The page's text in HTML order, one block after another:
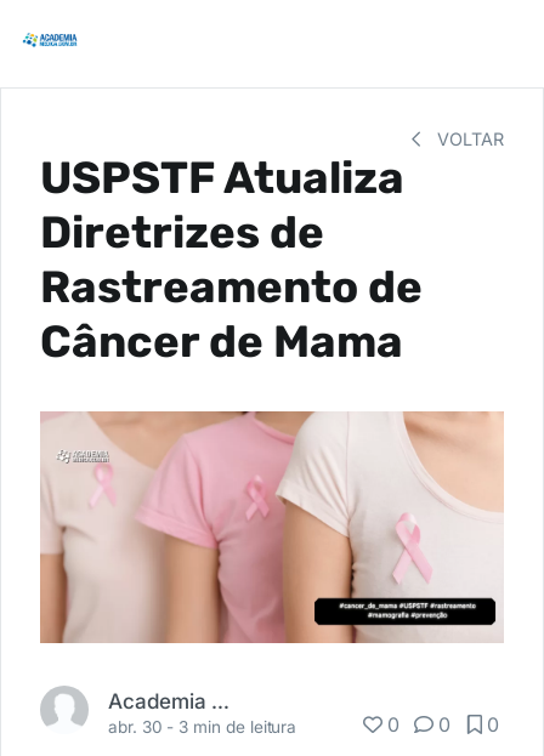
VOLTAR
USPSTF Atualiza
Diretrizes de
Rastreamento de
Câncer de Mama
Academia Médica
abr. 30 - 3 min de leitura 0 0 0